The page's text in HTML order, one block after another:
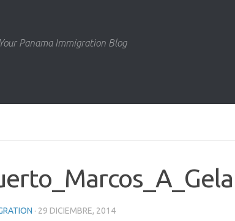
Panama Immigration Blog
· 29 DICIEMBRE, 2014